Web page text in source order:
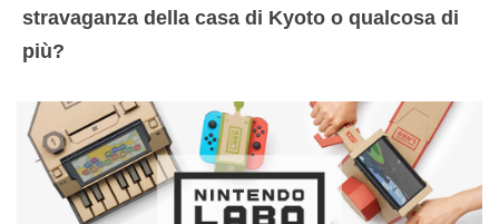
stravaganza della casa di Kyoto o qualcosa di
più?